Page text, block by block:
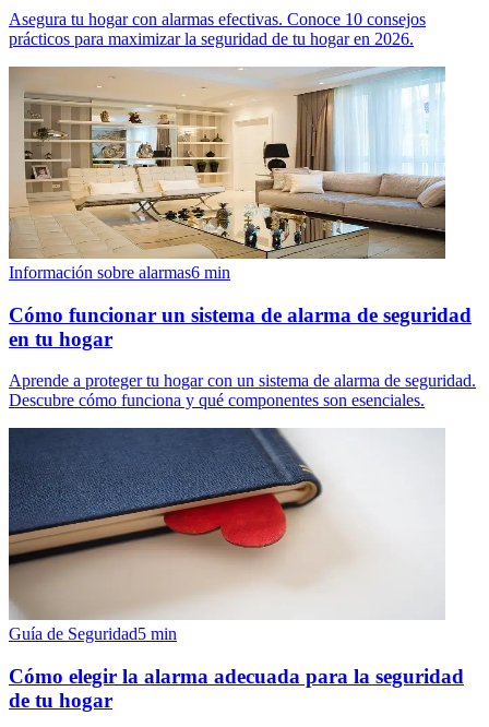
Asegura tu hogar con alarmas efectivas. Conoce 10 consejos
prácticos para maximizar la seguridad de tu hogar en 2026.
Información sobre alarmas6 min
Cómo funcionar un sistema de alarma de seguridad
en tu hogar
Aprende a proteger tu hogar con un sistema de alarma de seguridad.
Descubre cómo funciona y qué componentes son esenciales.
Guía de Seguridad5 min
Cómo elegir la alarma adecuada para la seguridad
de tu hogar